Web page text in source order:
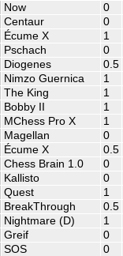
Now
0
Centaur
0
Écume X
1
Pschach
0
Diogenes
0.5
Nimzo Guernica
1
The King
1
Bobby II
1
MChess Pro X
1
Magellan
0
Écume X
0.5
Chess Brain 1.0
0
Kallisto
0
Quest
1
BreakThrough
0.5
Nightmare (D)
1
Greif
0
SOS
0